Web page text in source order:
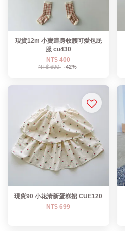
現貨12m 小寶連身收腰可愛包屁
服 cu430
NT$ 400
NT$ 690 -42%
現貨90 小花清新蛋糕裙 CUE120
NT$ 699